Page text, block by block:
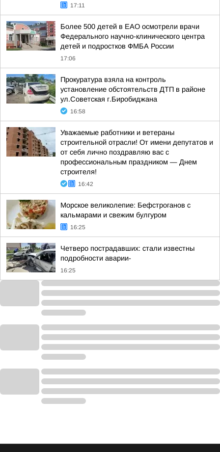
17:11
Более 500 детей в ЕАО осмотрели врачи
Федерального научно-клинического центра
детей и подростков ФМБА России
17:06
Прокуратура взяла на контроль
установление обстоятельств ДТП в районе
ул.Советская г.Биробиджана
16:58
Уважаемые работники и ветераны
строительной отрасли! От имени депутатов и
от себя лично поздравляю вас с
профессиональным праздником — Днем
строителя!
16:42
Морское великолепие: Бефстроганов с
кальмарами и свежим булгуром
16:25
Четверо пострадавших: стали известны
подробности аварии-
16:25